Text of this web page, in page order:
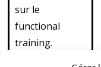
sur le
functional
training.